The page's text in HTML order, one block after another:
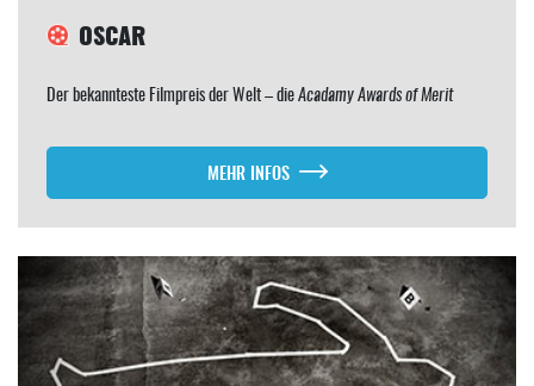
OSCAR
Der bekannteste Filmpreis der Welt – dieAcadamy Awards of Merit
MEHR INFOS